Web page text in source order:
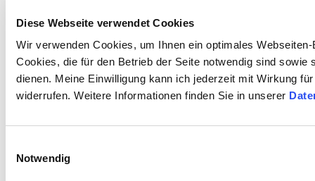
Diese Webseite verwendet Cookies
Wir verwenden Cookies, um Ihnen ein optimales
Cookies, die für den Betrieb der Seite notwendig sind sowie
dienen. Meine Einwilligung kann ich jederzeit mit Wirkung
widerrufen. Weitere Informationen finden Sie in unserer
Notwendig
zweckgebunden zur Bearbeitung und Beantwortung Ihres Anliegens
einer gesetzlichen Grundlage oder gerichtlichen Entscheidung
beruhenden Verpflichtung. Diese Einwilligung können Sie jederzeit
durch Nachricht an uns widerrufen. Im Falle des Widerrufs werden Ihre
Daten umgehend gelöscht. Weitere Informationen hierzu erhalten Sie
in unsererDatenschutzerklärung*